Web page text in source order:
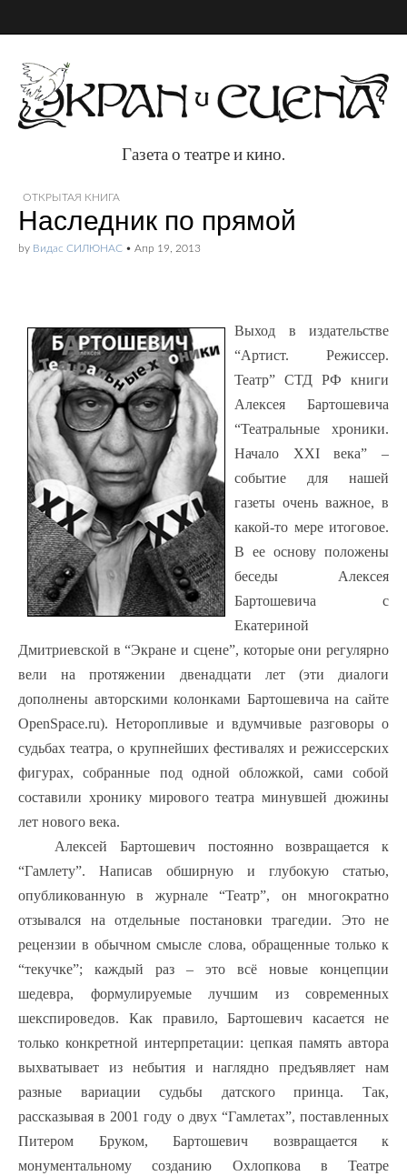
Газета о театре и
кино.
Газета о театре и кино.
ОТКРЫТАЯ КНИГА
Наследник по прямой
by Видас СИЛЮНАС • Апр 19, 2013
Выход в издательстве
“Артист. Режиссер.
Театр” СТД РФ книги
Алексея Бартошевича
“Театральные хроники.
Начало XXI века” –
событие для нашей
газеты очень важное, в
какой-то мере итоговое.
В ее основу положены
беседы Алексея
Бартошевича с
Екатериной
Дмитриевской в “Экране и сцене”, которые они регулярно
вели на протяжении двенадцати лет (эти диалоги
дополнены авторскими колонками Бартошевича на сайте
OpenSpace.ru). Неторопливые и вдумчивые разговоры о
судьбах театра, о крупнейших фестивалях и режиссерских
фигурах, собранные под одной обложкой, сами собой
составили хронику мирового театра минувшей дюжины
лет нового века.
Алексей Бартошевич постоянно возвращается к
“Гамлету”. Написав обширную и глубокую статью,
опубликованную в журнале “Театр”, он многократно
отзывался на отдельные постановки трагедии. Это не
рецензии в обычном смысле слова, обращенные только к
“текучке”; каждый раз – это всё новые концепции
шедевра, формулируемые лучшим из современных
шекспироведов. Как правило, Бартошевич касается не
только конкретной интерпретации: цепкая память автора
выхватывает из небытия и наглядно предъявляет нам
разные вариации судьбы датского принца. Так,
рассказывая в 2001 году о двух “Гамлетах”, поставленных
Питером Бруком, Бартошевич возвращается к
монументальному созданию Охлопкова в Театре